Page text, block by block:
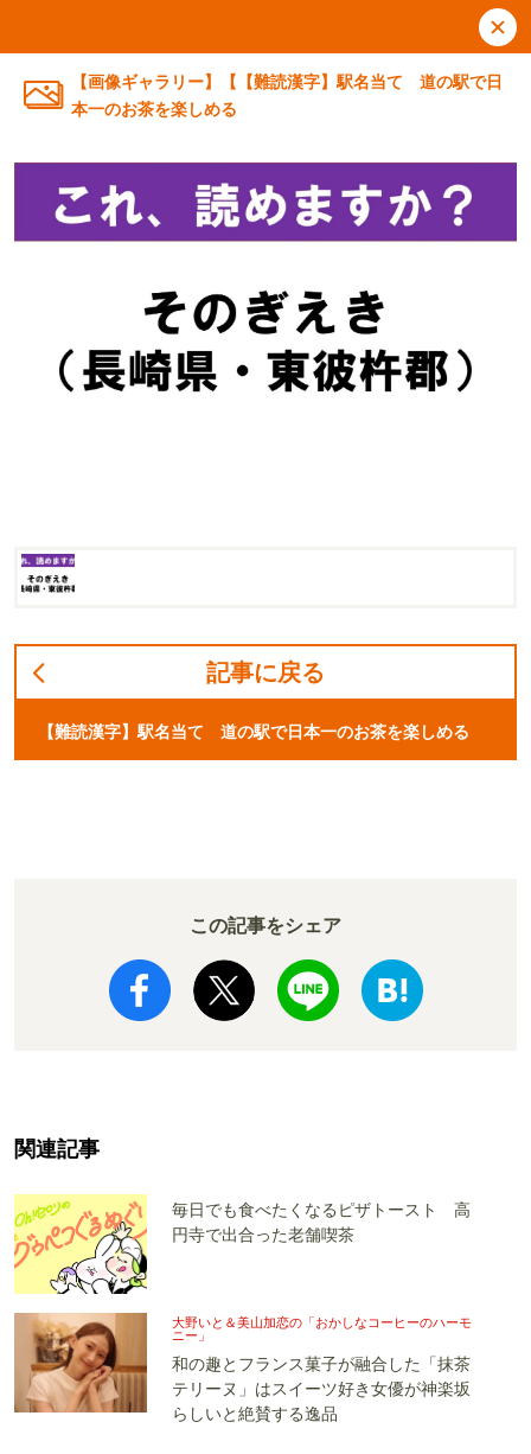
【画像ギャラリー】【【難読漢字】駅名当て 道の駅で日
本一のお茶を楽しめる
記事に戻る
【難読漢字】駅名当て 道の駅で日本一のお茶を楽しめる
この記事をシェア
関連記事
毎日でも食べたくなるピザトースト 高
円寺で出合った老舗喫茶
大野いと＆美山加恋の「おかしなコーヒーのハーモ
ニー」
和の趣とフランス菓子が融合した「抹茶
テリーヌ」はスイーツ好き女優が神楽坂
らしいと絶賛する逸品